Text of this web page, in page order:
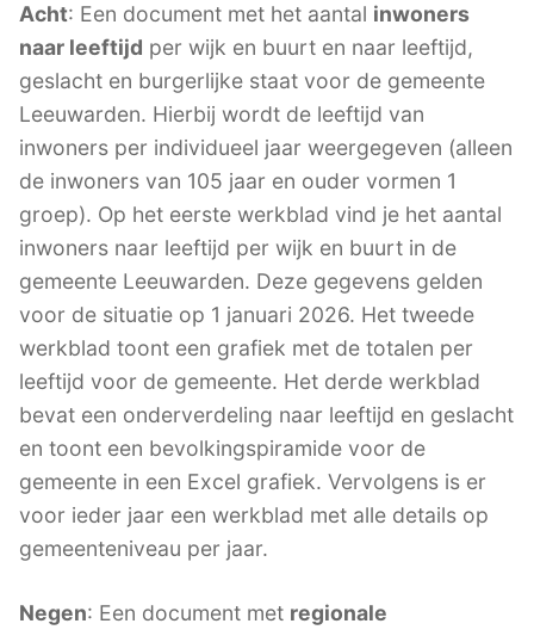
Acht: Een document met het aantal inwoners
naar leeftijd per wijk en buurt en naar leeftijd,
geslacht en burgerlijke staat voor de gemeente
Leeuwarden. Hierbij wordt de leeftijd van
inwoners per individueel jaar weergegeven (alleen
de inwoners van 105 jaar en ouder vormen 1
groep). Op het eerste werkblad vind je het aantal
inwoners naar leeftijd per wijk en buurt in de
gemeente Leeuwarden. Deze gegevens gelden
voor de situatie op 1 januari 2026. Het tweede
werkblad toont een grafiek met de totalen per
leeftijd voor de gemeente. Het derde werkblad
bevat een onderverdeling naar leeftijd en geslacht
en toont een bevolkingspiramide voor de
gemeente in een Excel grafiek. Vervolgens is er
voor ieder jaar een werkblad met alle details op
gemeenteniveau per jaar.
Negen: Een document met regionale